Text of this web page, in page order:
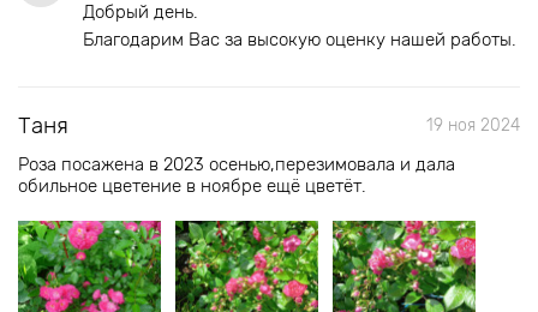
Добрый день.
Благодарим Вас за высокую оценку нашей работы.
Таня 19 ноя 2024
Роза посажена в 2023 осенью,перезимовала и дала
обильное цветение в ноябре ещё цветёт.